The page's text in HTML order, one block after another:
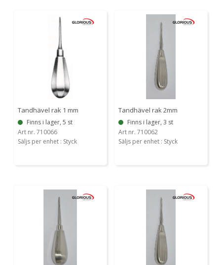
Tandhävel rak 1 mm
Finns i lager, 5 st
Art nr. 710066
Säljs per enhet : Styck
Tandhävel rak 2mm
Finns i lager, 3 st
Art nr. 710062
Säljs per enhet : Styck